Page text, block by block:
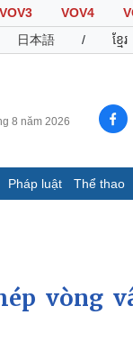
VOV3 VOV4
日本語 / ខ្មែរ
8 năm 2026
Pháp luật Thể thao
E-
vòng